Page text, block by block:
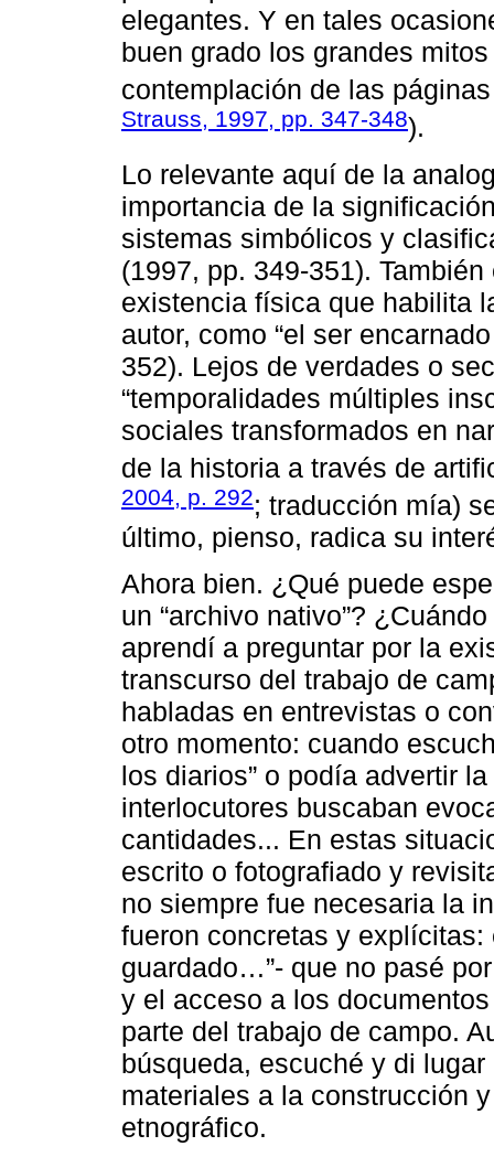
elegantes. Y en tales
buen grado los grandes
contemplación de las
Strauss, 1997, pp. 347-348).
Lo relevante aquí de la
importancia de la
sistemas simbólicos y
(1997, pp. 349-351).
existencia física que habilita
autor, como “el ser
352). Lejos de verdades o
“temporalidades múltiples
sociales transformados en
de la historia a través de
2004, p. 292; traducción mía)
último, pienso, radica su
Ahora bien. ¿Qué puede
un “archivo nativo”?
aprendí a preguntar por la
transcurso del trabajo de
habladas en entrevistas o
otro momento: cuando
los diarios” o podía advertir
interlocutores buscaban
cantidades... En estas
escrito o fotografiado y
no siempre fue necesaria la
fueron concretas y
guardado…”- que no pasé
y el acceso a los
parte del trabajo de campo.
búsqueda, escuché y di
materiales a la construcción
etnográfico.